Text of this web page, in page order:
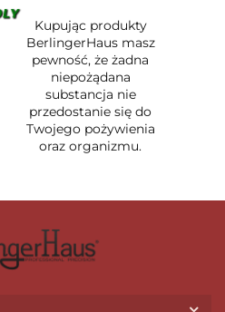
Kupując produkty
BerlingerHaus masz
pewność, że żadna
niepożądana
substancja nie
przedostanie się do
Twojego pożywienia
oraz organizmu.